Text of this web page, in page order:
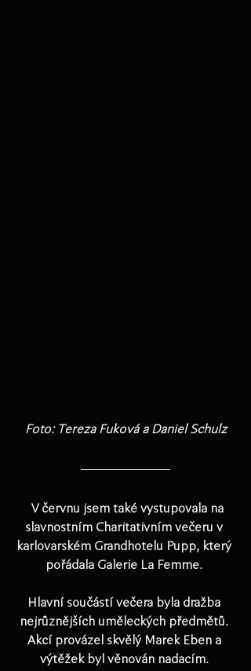
Foto: Tereza Fuková a Daniel Schulz
slavnostním Charitativním večeru v
karlovarském Grandhotelu Pupp, který
pořádala Galerie La Femme.
Hlavní součástí večera byla dražba
nejrůznějších uměleckých předmětů.
Akcí provázel skvělý Marek Eben a
výtěžek byl věnován nadacím.